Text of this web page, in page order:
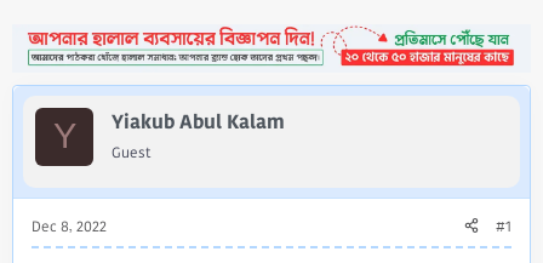
d
s
r
e
d
a
Y Yiakub Abul Kalam
Guest
Dec 8, 2022 #1